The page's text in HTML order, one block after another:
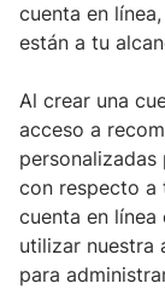
cuenta en
están a tu
Al crear una
acceso a
personalizadas
con respecto a
cuenta en
utilizar nuestra
para